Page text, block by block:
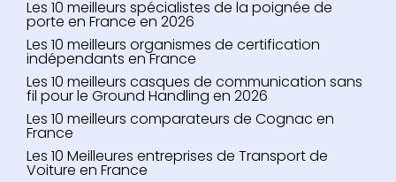
Les 10 meilleurs spécialistes de la poignée de
porte en France en 2026
Les 10 meilleurs organismes de certification
indépendants en France
Les 10 meilleurs casques de communication sans
fil pour le Ground Handling en 2026
Les 10 meilleurs comparateurs de Cognac en
France
Les 10 Meilleures entreprises de Transport de
Voiture en France